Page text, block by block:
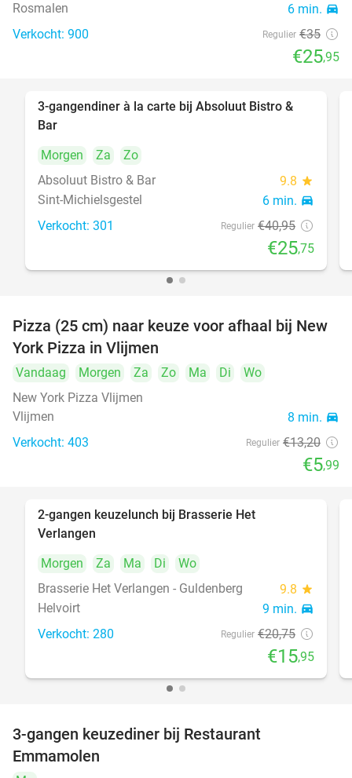
Rosmalen 6 min. directions_car
Verkocht: 900 Regulier €35
€25,95
37%
3-gangendiner à la carte bij Absoluut Bistro &
Bar
Morgen
Za
Zo
Absoluut Bistro & Bar
9.8 star
Sint-Michielsgestel 6 min. directions_car
Verkocht: 301 Regulier €40,95
€25,75
55%
Pizza (25 cm) naar keuze voor afhaal bij New
York Pizza in Vlijmen
Vandaag Morgen Za Zo Ma Di
Wo
New York Pizza Vlijmen
Vlijmen
8 min. directions_car
Verkocht: 403 Regulier €13,20
€5,99
2-gangen keuzelunch bij Brasserie Het
Verlangen
Morgen
Za Ma Di
Wo
Brasserie Het Verlangen - Guldenberg
9.8 star
Helvoirt 9 min. directions_car
Verkocht: 280 Regulier €20,75
€15,95
3-gangen keuzediner bij Restaurant
Emmamolen